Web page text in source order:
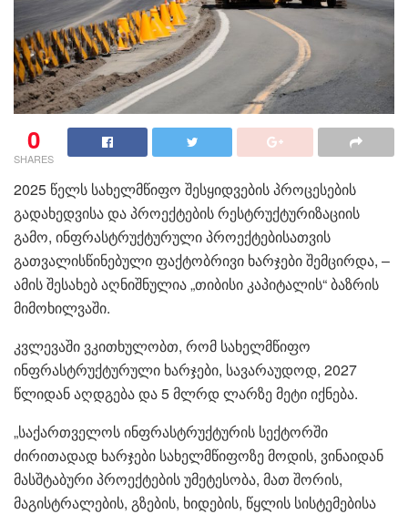
0
SHARES
2025 წელს სახელმწიფო შესყიდვების პროცესების
გადახედვისა და პროექტების რესტრუქტურიზაციის
გამო, ინფრასტრუქტურული პროექტებისათვის
გათვალისწინებული ფაქტობრივი ხარჯები შემცირდა, –
ამის შესახებ აღნიშნულია „თიბისი კაპიტალის“ ბაზრის
მიმოხილვაში.
კვლევაში ვკითხულობთ, რომ სახელმწიფო
ინფრასტრუქტურული ხარჯები, სავარაუდოდ, 2027
წლიდან აღდგება და 5 მლრდ ლარზე მეტი იქნება.
„საქართველოს ინფრასტრუქტურის სექტორში
ძირითადად ხარჯები სახელმწიფოზე მოდის, ვინაიდან
მასშტაბური პროექტების უმეტესობა, მათ შორის,
მაგისტრალების, გზების, ხიდების, წყლის სისტემებისა